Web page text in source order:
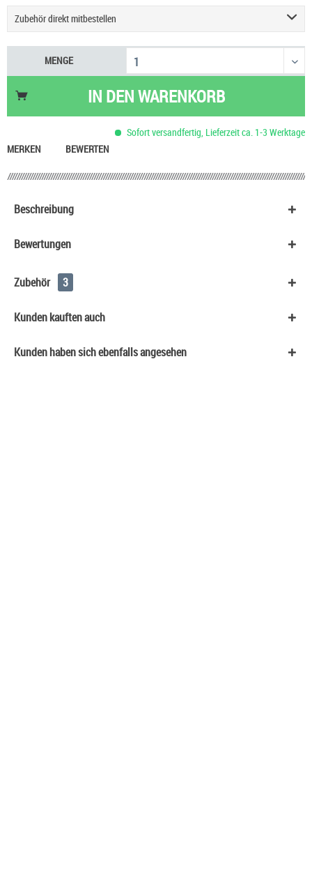
Zubehör direkt mitbestellen
Geekvape Digi Max Podsystem E-Zigarette
34,90 €
Geekvape JR Pod Ersatzpod
7,40 €
MENGE
IN DENWARENKORB
Sofort versandfertig, Lieferzeit ca. 1-3 Werktage
MERKEN
BEWERTEN
Beschreibung
Bewertungen
Zubehör 3
Kunden kauften auch
Kunden haben sich ebenfalls angesehen